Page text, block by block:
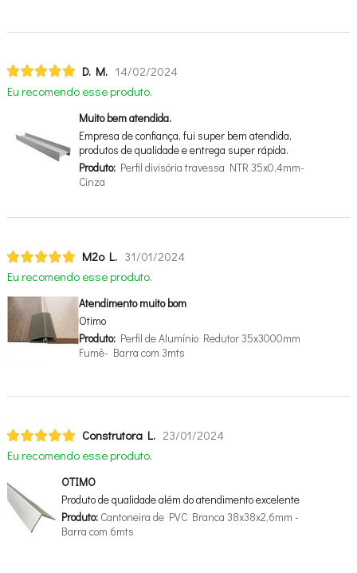
D. M. 14/02/2024
Eu recomendo esse produto.
Muito bem atendida.
Empresa de confiança, fui super bem atendida,
produtos de qualidade e entrega super rápida.
Produto:Perfil divisória travessa NTR 35x0,4mm-
Cinza
M2o L. 31/01/2024
Eu recomendo esse produto.
Atendimento muito bom
Otimo
Produto:Perfil de Alumínio Redutor 35x3000mm
Fumê- Barra com 3mts
Construtora L. 23/01/2024
Eu recomendo esse produto.
OTIMO
Produto de qualidade além do atendimento excelente
Produto:Cantoneira de PVC Branca 38x38x2,6mm -
Barra com 6mts